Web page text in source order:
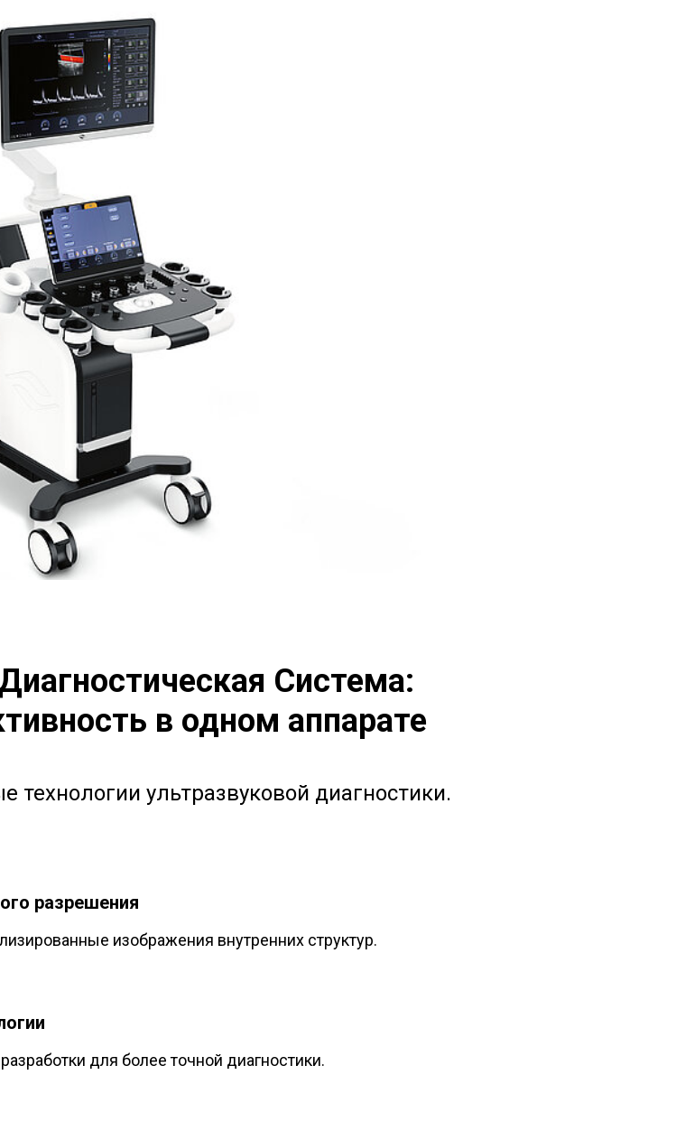
Система:
в одном аппарате
технологии ультразвуковой диагностики.
разрешения
изображения внутренних структур.
для более точной диагностики.